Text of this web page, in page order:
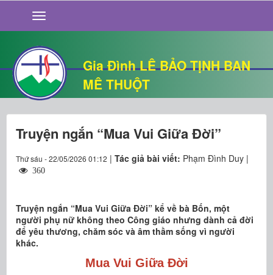
Gia Đình LÊ BẢO TỊNH BAN
MÊ THUỘT
GIỚI THIỆU
TIN TỨC
SỐNG ĐẠO
CHUYỆN NHÀ
QUÁN VĂN
THƯ GIÃN
Truyện ngắn “Mua Vui Giữa Đời”
Thứ sáu - 22/05/2026 01:12 | Tác giả bài viết: Phạm Đình Duy |
360
Truyện ngắn “Mua Vui Giữa Đời” kể về bà Bốn, một
người phụ nữ không theo Công giáo nhưng dành cả đời
để yêu thương, chăm sóc và âm thầm sống vì người
khác.
Mua Vui Giữa Đời